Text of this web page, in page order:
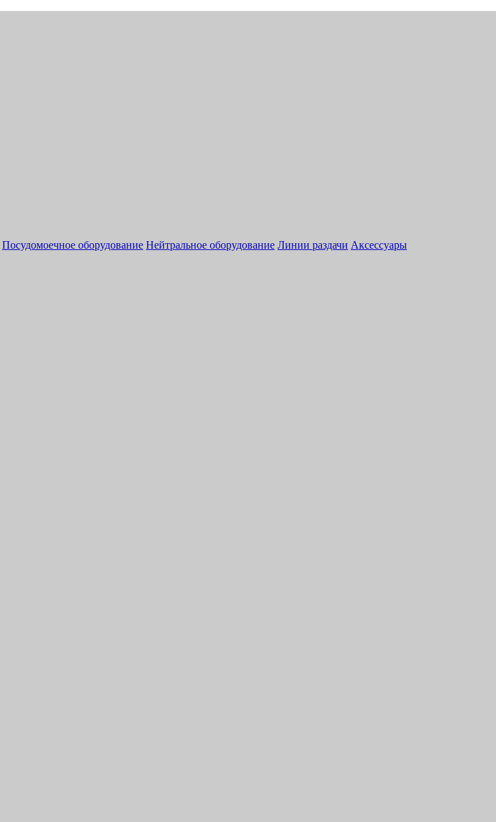
Посудомоечное оборудование Нейтральное оборудование Линии раздачи Аксессуары